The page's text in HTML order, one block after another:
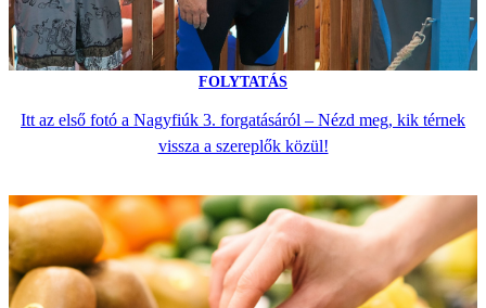
FOLYTATÁS
Itt az első fotó a Nagyfiúk 3. forgatásáról – Nézd meg, kik térnek
vissza a szereplők közül!